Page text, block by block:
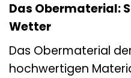
Das Obermaterial:
Wetter
Das Obermaterial
hochwertigen